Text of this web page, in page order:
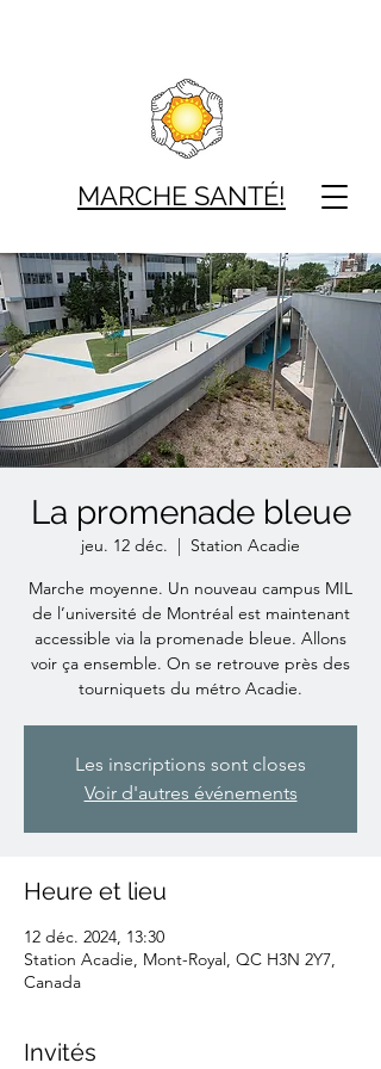
MARCHE SANTÉ!
La promenade bleue
jeu. 12 déc.
  |
Station Acadie
Marche moyenne. Un nouveau campus MIL
de l’université de Montréal est maintenant
accessible via la promenade bleue. Allons
voir ça ensemble. On se retrouve près des
tourniquets du métro Acadie.
Les inscriptions sont closes
Voir d'autres événements
Heure et lieu
12 déc. 2024, 13:30
Station Acadie, Mont-Royal, QC H3N 2Y7,
Canada
Invités